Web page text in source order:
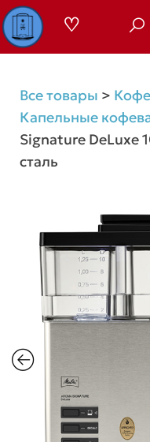
Перейти
к
содержимому
Все товары >
Капельные
Signature DeLuxe
сталь